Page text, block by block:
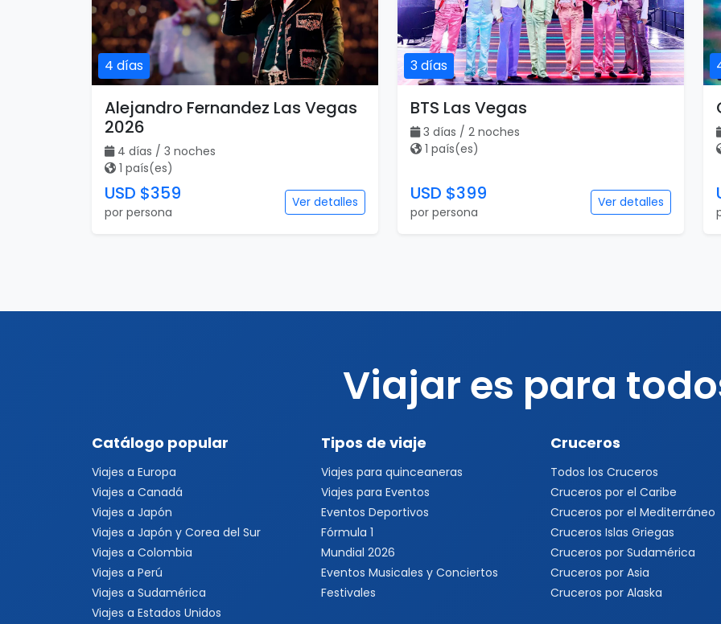
4 días
Alejandro Fernandez Las Vegas
2026
4 días / 3 noches
1 país(es)
USD $359
por persona
Ver detalles
3 días
BTS Las Vegas
3 días / 2 noches
1 país(es)
USD $399
por persona
Ver detalles
Viajar es para
Catálogo popular
Viajes a Europa
Viajes a Canadá
Viajes a Japón
Viajes a Japón y Corea del Sur
Viajes a Colombia
Viajes a Perú
Viajes a Sudamérica
Viajes a Estados Unidos
Tipos de viaje
Viajes para quinceaneras
Viajes para Eventos
Eventos Deportivos
Fórmula 1
Mundial 2026
Eventos Musicales y Conciertos
Festivales
Cruceros
Todos los Cruceros
Cruceros por el Caribe
Cruceros por el Mediterráneo
Cruceros Islas Griegas
Cruceros por Sudamérica
Cruceros por Asia
Cruceros por Alaska